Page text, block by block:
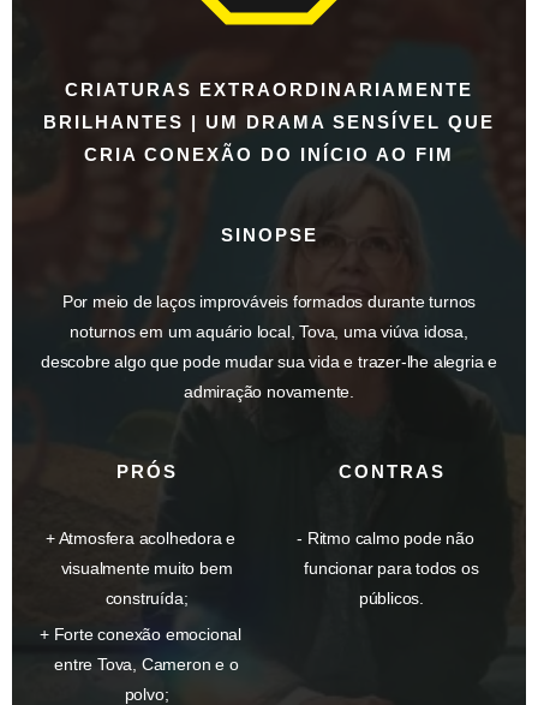
CRIATURAS EXTRAORDINARIAMENTE
BRILHANTES | UM DRAMA SENSÍVEL QUE
CRIA CONEXÃO DO INÍCIO AO FIM
SINOPSE
Por meio de laços improváveis ​​formados durante turnos
noturnos em um aquário local, Tova, uma viúva idosa,
descobre algo que pode mudar sua vida e trazer-lhe alegria e
admiração novamente.
PRÓS
Atmosfera acolhedora e
visualmente muito bem
construída;
Forte conexão emocional
entre Tova, Cameron e o
polvo;
CONTRAS
Ritmo calmo pode não
funcionar para todos os
públicos.